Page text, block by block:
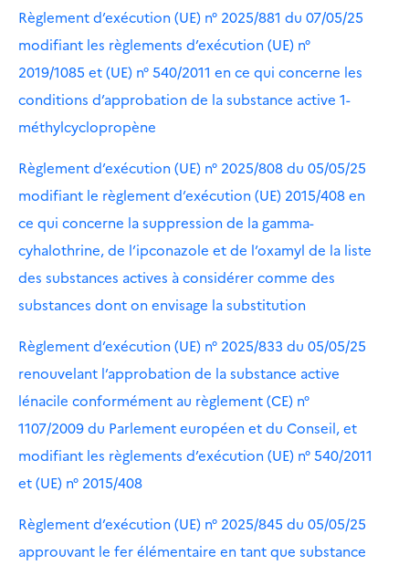
Règlement d’exécution (UE) n° 2025/881 du 07/05/25
modifiant les règlements d’exécution (UE) n°
2019/1085 et (UE) n° 540/2011 en ce qui concerne les
conditions d’approbation de la substance active 1-
méthylcyclopropène
Règlement d’exécution (UE) n° 2025/808 du 05/05/25
modifiant le règlement d’exécution (UE) 2015/408 en
ce qui concerne la suppression de la gamma-
cyhalothrine, de l’ipconazole et de l’oxamyl de la liste
des substances actives à considérer comme des
substances dont on envisage la substitution
Règlement d’exécution (UE) n° 2025/833 du 05/05/25
renouvelant l’approbation de la substance active
lénacile conformément au règlement (CE) n°
1107/2009 du Parlement européen et du Conseil, et
modifiant les règlements d’exécution (UE) n° 540/2011
et (UE) n° 2015/408
Règlement d’exécution (UE) n° 2025/845 du 05/05/25
approuvant le fer élémentaire en tant que substance